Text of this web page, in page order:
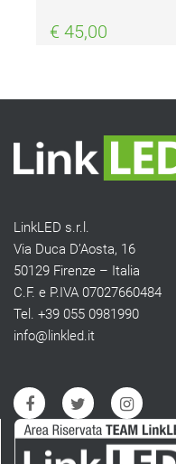
€ 45,00
LinkLED s.r.l.
Via Duca D’Aosta, 16
50129 Firenze – Italia
C.F. e P.IVA 07027660484
Tel. +39 055 0981990
info@linkled.it